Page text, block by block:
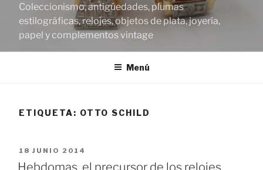
Coleccionismo, antigüedades, plumas
estilográficas, relojes, objetos de plata, joyería,
papel y complementos vintage
Menú
ETIQUETA: OTTO SCHILD
PUBLICADO
EL
18 JUNIO 2014